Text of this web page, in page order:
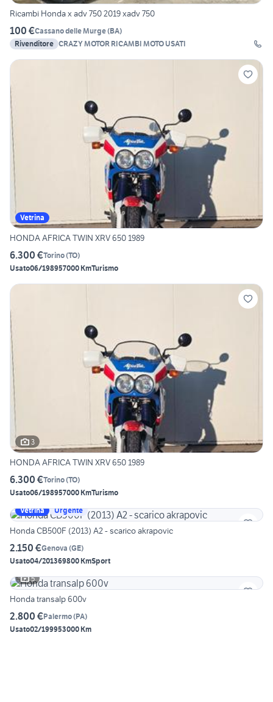
Ricambi Honda x adv 750 2019 xadv 750
100 €Cassano delle Murge(BA)
Rivenditore CRAZY MOTOR RICAMBI MOTO USATI
Vetrina
HONDA AFRICA TWIN XRV 650 1989
6.300 €Torino(TO)
Usato06/198957000 KmTurismo
3
HONDA AFRICA TWIN XRV 650 1989
6.300 €Torino(TO)
Usato06/198957000 KmTurismo
Vetrina
Urgente
Honda CB500F (2013) A2 - scarico akrapovic
2.150 €Genova (GE)
Usato04/201369800 KmSport
5
Honda transalp 600v
2.800 €Palermo(PA)
Usato02/199953000 Km